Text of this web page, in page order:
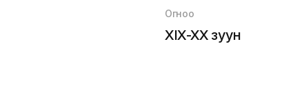
Огноо
XIX-XX зуун